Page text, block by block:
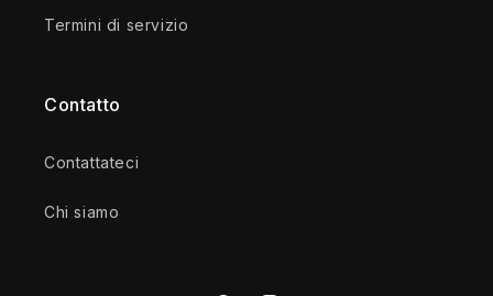
Termini di servizio
Contatto
Contattateci
Chi siamo